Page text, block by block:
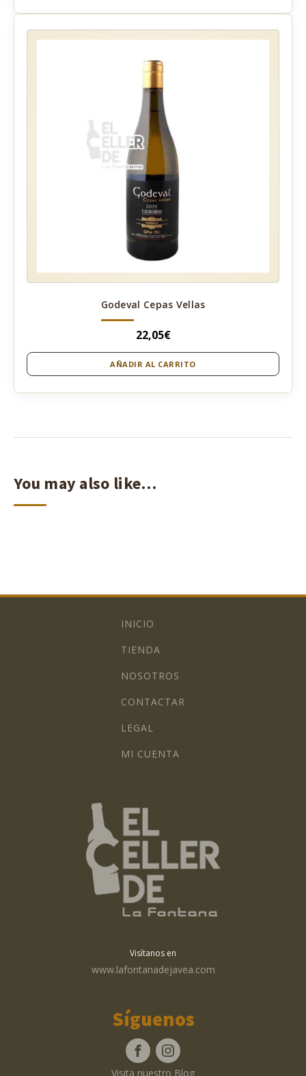
Godeval Cepas Vellas
22,05€
AÑADIR AL CARRITO
You may also like…
INICIO
TIENDA
NOSOTROS
CONTACTAR
LEGAL
MI CUENTA
Visítanos en
www.lafontanadejavea.com
Síguenos
Visita nuestro Blog